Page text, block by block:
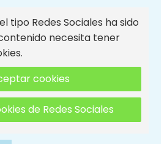
tipo Redes Sociales ha sido
necesita tener
cookies
de Redes Sociales